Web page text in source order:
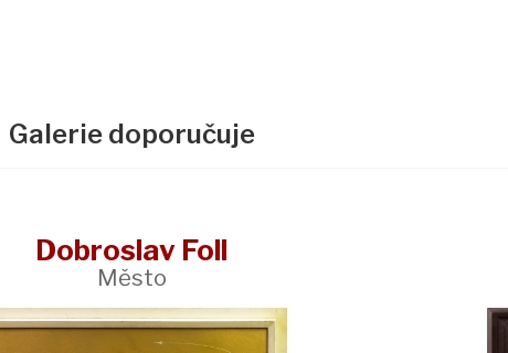
Galerie doporučuje
Dobroslav Foll
Město